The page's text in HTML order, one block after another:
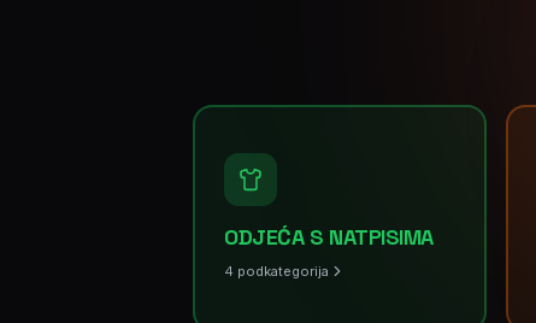
ODJEĆA S NATPISIMA
4 podkategorija